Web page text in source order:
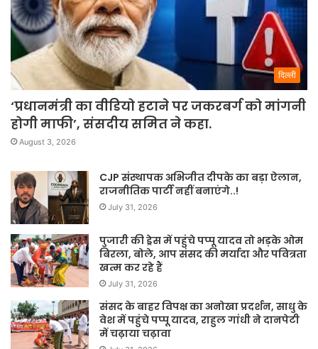
दिल्ली
‘प्रधानमंत्री का वीडियो हटाने पर जकरबर्ग को मांगनी
होगी माफी’, संसदीय समित ने कहा.
August 3, 2026
CJP संस्थापक अभिजीत दीपके का बड़ा ऐलान,
राजनीतिक पार्टी नहीं बनाएंगे..!
July 31, 2026
पुजारी की ड्रेस में पहुंचे पप्पू यादव तो भड़के ओम
बिरला, बोले, आप संसद की मर्यादा और पवित्रता
खत्म कर रहे हैं
July 31, 2026
संसद के बाहर विपक्ष का अनोखा प्रदर्शन, साधु के
वेश में पहुंचे पप्पू यादव, राहुल गांधी ने दानपेटी
में चढ़ाया चढ़ावा